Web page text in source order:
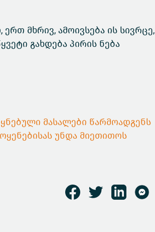
მხრივ, ამოივსება ის სივრცე,
გახდება პირის ნება
მასალები წარმოადგენს
უნდა მიეთითოს